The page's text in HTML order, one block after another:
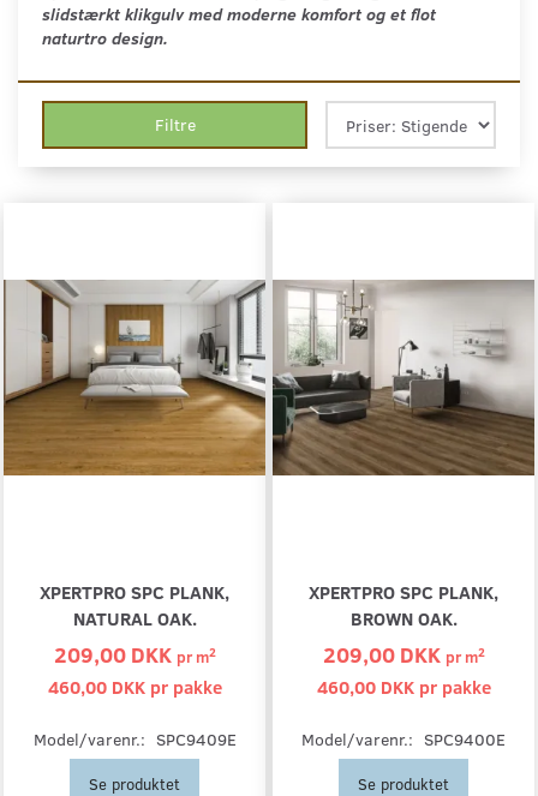
slidstærkt klikgulv med moderne komfort og et flot
naturtro design.
Filtre
XPERTPRO SPC PLANK,
NATURAL OAK.
209,00 DKK prm2
460,00 DKK pr pakke
Model/varenr.: SPC9409E
Se produktet
XPERTPRO SPC PLANK,
BROWN OAK.
209,00 DKK prm2
460,00 DKK pr pakke
Model/varenr.: SPC9400E
Se produktet